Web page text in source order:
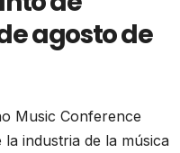
agosto de
Music Conference
industria de la música